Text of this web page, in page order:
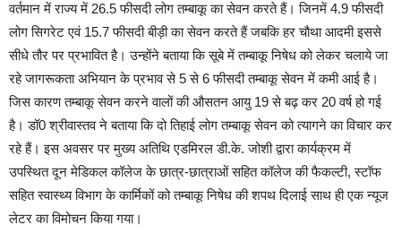
वर्तमान में राज्य में 26.5 फीसदी लोग तम्बाकू का सेवन करते हैं। जिनमें 4.9 फीसदी
लोग सिगरेट एवं 15.7 फीसदी बीड़ी का सेवन करते हैं जबकि हर चौथा आदमी इससे
सीधे तौर पर प्रभावित है। उन्होंने बताया कि सूबे में तम्बाकू निषेध को लेकर चलाये जा
रहे जागरूकता अभियान के प्रभाव से 5 से 6 फीसदी तम्बाकू सेवन में कमी आई है।
जिस कारण तम्बाकू सेवन करने वालों की औसतन आयु 19 से बढ़ कर 20 वर्ष हो गई
है। डॉ0 श्रीवास्तव ने बताया कि दो तिहाई लोग तम्बाकू सेवन को त्यागने का विचार कर
रहे हैं। इस अवसर पर मुख्य अतिथि एडमिरल डी.के. जोशी द्वारा कार्यक्रम में
उपस्थित दून मेडिकल कॉलेज के छात्र-छात्राओं सहित कॉलेज की फैकल्टी, स्टॉफ
सहित स्वास्थ्य विभाग के कार्मिकों को तम्बाकू निषेध की शपथ दिलाई साथ ही एक न्यूज
लेटर का विमोचन किया गया।